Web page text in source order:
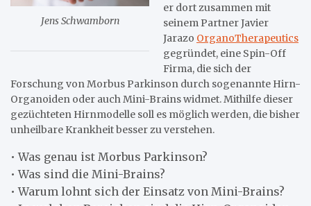
Jens Schwamborn
er dort zusammen mit
seinem Partner Javier
Jarazo OrganoTherapeutics
gegründet, eine Spin-Off
Firma, die sich der
Forschung von Morbus Parkinson durch sogenannte Hirn-
Organoiden oder auch Mini-Brains widmet. Mithilfe dieser
gezüchteten Hirnmodelle soll es möglich werden, die bisher
unheilbare Krankheit besser zu verstehen.
• Was genau ist Morbus Parkinson?
• Was sind die Mini-Brains?
• Warum lohnt sich der Einsatz von Mini-Brains?